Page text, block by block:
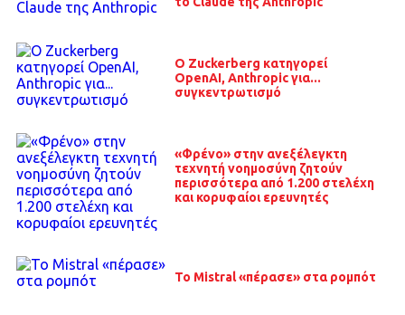
O Zuckerberg κατηγορεί
OpenAI, Anthropic για...
συγκεντρωτισμό
«Φρένο» στην ανεξέλεγκτη
τεχνητή νοημοσύνη ζητούν
περισσότερα από 1.200 στελέχη
και κορυφαίοι ερευνητές
Το Mistral «πέρασε» στα ρομπότ